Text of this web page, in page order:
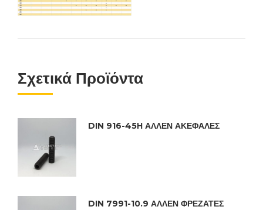
Σχετικά Προϊόντα
DIN 916-45Η ΑΛΛΕΝ ΑΚΕΦΑΛΕΣ
DIN 7991-10.9 ΑΛΛΕΝ ΦΡΕΖΑΤΕΣ